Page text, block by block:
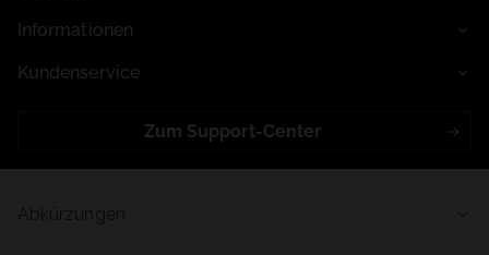
Informationen
Kundenservice
Zum Support-Center